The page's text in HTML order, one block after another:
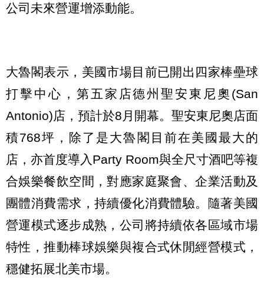
公司未來營運增添動能。
大魯閣表示，美國市場目前已開出四家棒壘球
打擊中心，第五家店德州聖安東尼奧(San
Antonio)店，預計於8月開幕。聖安東尼奧店面
積768坪，除了是大魯閣目前在美國最大的
店，亦首度導入Party Room與全尺寸酒吧等複
合娛樂餐飲空間，對應家庭聚會、企業活動及
團體消費需求，持續優化消費體驗。隨著美國
營運模式逐步成熟，公司將持續依各區域市場
特性，推動棒球娛樂與複合式休閒經營模式，
穩健拓展北美市場。